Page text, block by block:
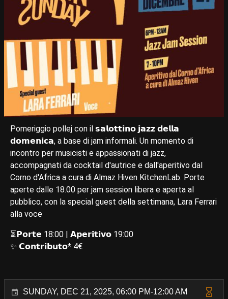
Pomeriggio pollej con il 𝘀𝗮𝗹𝗼𝘁𝘁𝗶𝗻𝗼 𝗷𝗮𝘇𝘇 𝗱𝗲𝗹𝗹𝗮
𝗱𝗼𝗺𝗲𝗻𝗶𝗰𝗮, a base di jam informali. Un momento di
incontro per musicisti e appassionati di jazz,
accompagnati da cocktail d'autrice e dall'aperitivo dal
Corno d'Africa a cura di Almaz Hiven KitchenLab. Porte
aperte dalle 18.00 per jam session libera e aperta al
pubblico, con la special guest della settimana, Lara Ferrari
alla voce
⏳𝗣𝗼𝗿𝘁𝗲 18:00 | 𝗔𝗽𝗲𝗿𝗶𝘁𝗶𝘃𝗼 19:00
✨ 𝗖𝗼𝗻𝘁𝗿𝗶𝗯𝘂𝘁𝗼* 4€
SUNDAY, DEC 21, 2025, 06:00 PM-12:00 AM